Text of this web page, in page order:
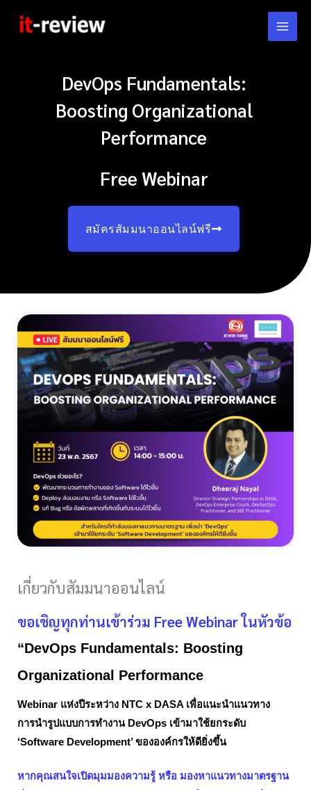
DevOps Fundamentals:
Boosting Organizational
Performance
Free Webinar
สมัครสัมมนาออนไลน์ฟรี
เกี่ยวกับสัมมนาออนไลน์
ขอเชิญทุกท่านเข้าร่วม Free Webinar ในหัวข้อ
“DevOps Fundamentals: Boosting
Organizational Performance
Webinar แห่งปีระหว่าง NTC x DASA เพื่อแนะนำแนวทาง
การนำรูปแบบการทำงาน DevOps เข้ามาใช้ยกระดับ
‘Software Development’ ขององค์กรให้ดียิ่งขึ้น
หากคุณสนใจเปิดมุมมองความรู้ หรือ มองหาแนวทางมาตรฐาน